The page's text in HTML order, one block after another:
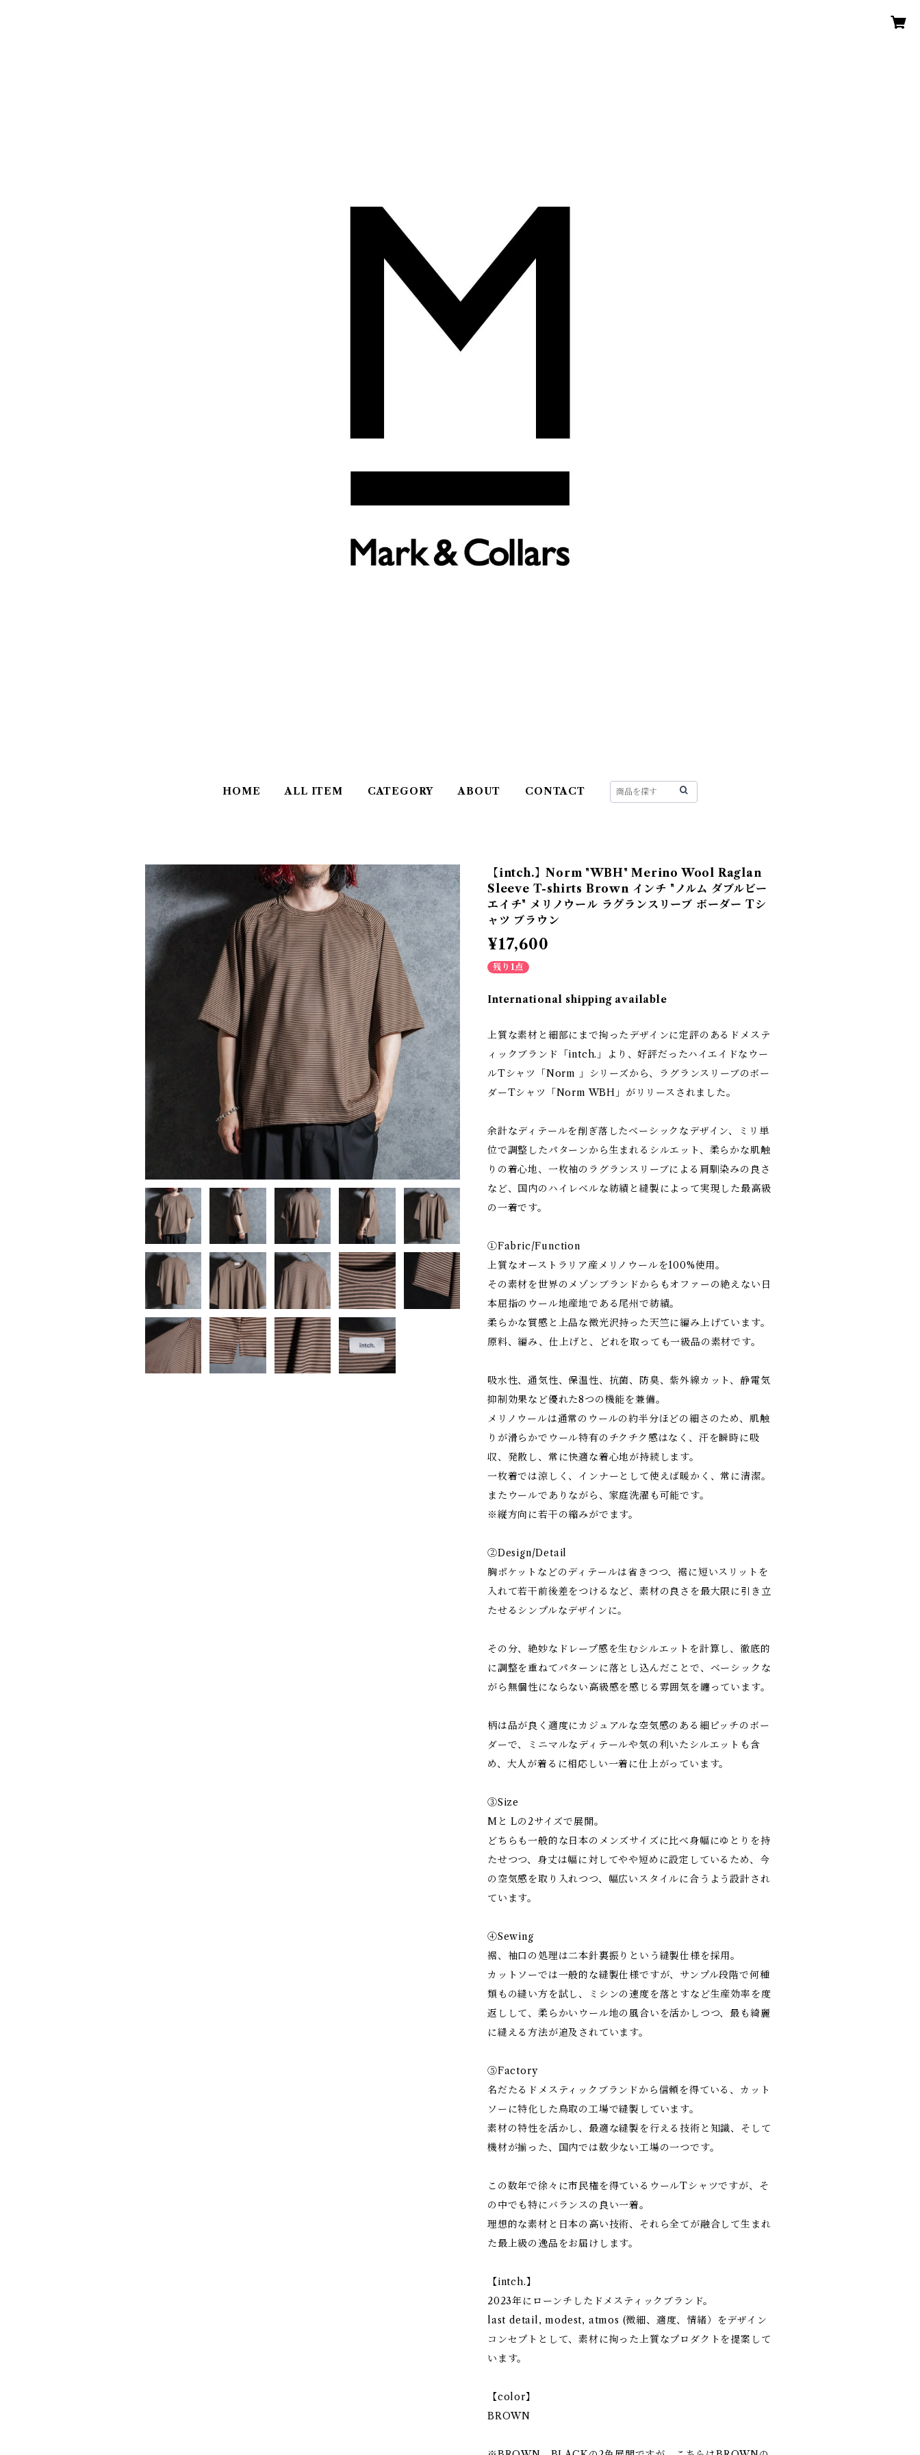
HOME ALL ITEM CATEGORY ABOUT CONTACT
【intch.】Norm "WBH" Merino Wool Raglan
Sleeve T-shirts Brown インチ "ノルム ダブルビー
エイチ" メリノウール ラグランスリーブ ボーダー Tシ
ャツ ブラウン
¥17,600
残り1点
International shipping available
上質な素材と細部にまで拘ったデザインに定評のあるドメステ
ィックブランド「intch.」より、好評だったハイエイドなウー
ルTシャツ「Norm 」シリーズから、ラグランスリーブのボー
ダーTシャツ「Norm WBH」がリリースされました。
余計なディテールを削ぎ落したベーシックなデザイン、ミリ単
位で調整したパターンから生まれるシルエット、柔らかな肌触
りの着心地、一枚袖のラグランスリーブによる肩馴染みの良さ
など、国内のハイレベルな紡績と縫製によって実現した最高級
の一着です。
①Fabric/Function
上質なオーストラリア産メリノウールを100%使用。
その素材を世界のメゾンブランドからもオファーの絶えない日
本屈指のウール地産地である尾州で紡績。
柔らかな質感と上品な微光沢持った天竺に編み上げています。
原料、編み、仕上げと、どれを取っても一級品の素材です。
吸水性、通気性、保温性、抗菌、防臭、紫外線カット、静電気
抑制効果など優れた8つの機能を兼備。
メリノウールは通常のウールの約半分ほどの細さのため、肌触
りが滑らかでウール特有のチクチク感はなく、汗を瞬時に吸
収、発散し、常に快適な着心地が持続します。
一枚着では涼しく、インナーとして使えば暖かく、常に清潔。
またウールでありながら、家庭洗濯も可能です。
※縦方向に若干の縮みがでます。
②Design/Detail
胸ポケットなどのディテールは省きつつ、裾に短いスリットを
入れて若干前後差をつけるなど、素材の良さを最大限に引き立
たせるシンプルなデザインに。
その分、絶妙なドレープ感を生むシルエットを計算し、徹底的
に調整を重ねてパターンに落とし込んだことで、ベーシックな
がら無個性にならない高級感を感じる雰囲気を纏っています。
柄は品が良く適度にカジュアルな空気感のある細ピッチのボー
ダーで、ミニマルなディテールや気の利いたシルエットも含
め、大人が着るに相応しい一着に仕上がっています。
③Size
Mと Lの2サイズで展開。
どちらも一般的な日本のメンズサイズに比べ身幅にゆとりを持
たせつつ、身丈は幅に対してやや短めに設定しているため、今
の空気感を取り入れつつ、幅広いスタイルに合うよう設計され
ています。
④Sewing
裾、袖口の処理は二本針裏振りという縫製仕様を採用。
カットソーでは一般的な縫製仕様ですが、サンプル段階で何種
類もの縫い方を試し、ミシンの速度を落とすなど生産効率を度
返しして、柔らかいウール地の風合いを活かしつつ、最も綺麗
に縫える方法が追及されています。
⑤Factory
名だたるドメスティックブランドから信頼を得ている、カット
ソーに特化した鳥取の工場で縫製しています。
素材の特性を活かし、最適な縫製を行える技術と知識、そして
機材が揃った、国内では数少ない工場の一つです。
この数年で徐々に市民権を得ているウールTシャツですが、そ
の中でも特にバランスの良い一着。
理想的な素材と日本の高い技術、それら全てが融合して生まれ
た最上級の逸品をお届けします。
【intch.】
2023年にローンチしたドメスティックブランド。
last detail, modest, atmos (微細、適度、情緒）をデザイン
コンセプトとして、素材に拘った上質なプロダクトを提案して
います。
【color】
BROWN